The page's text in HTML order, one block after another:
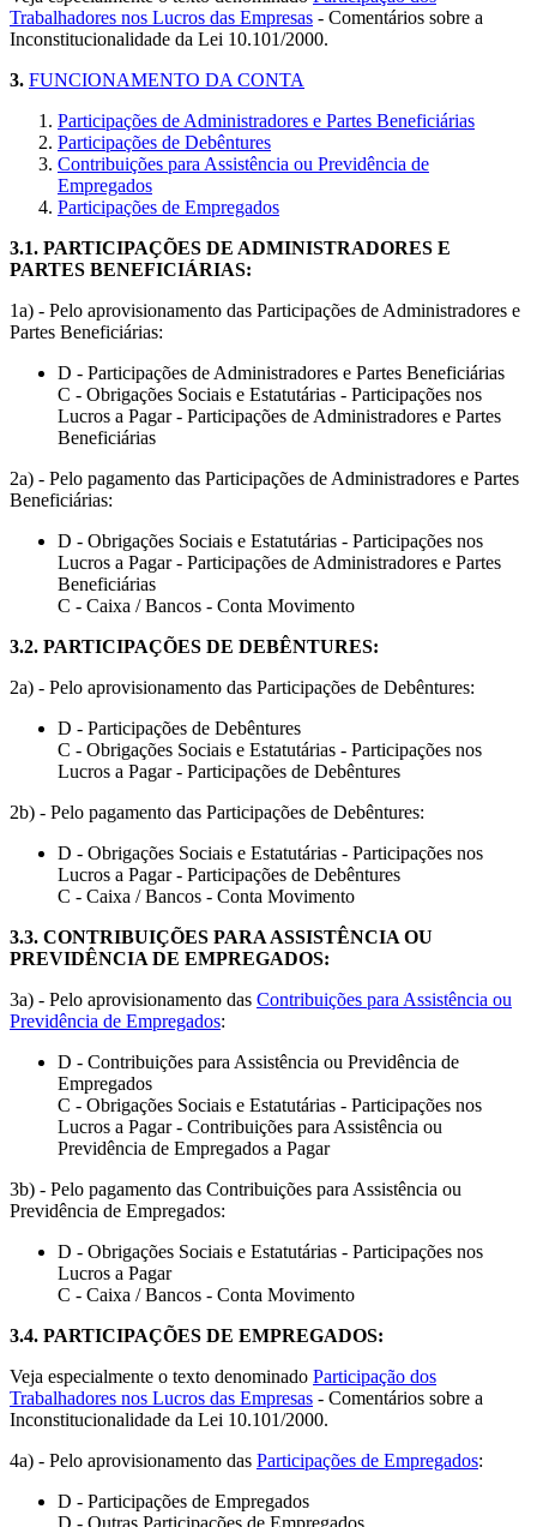
Trabalhadores nos Lucros das Empresas - Comentários sobre a
Inconstitucionalidade da Lei 10.101/2000.
3. FUNCIONAMENTO DA CONTA
Participações de Administradores e Partes Beneficiárias
Participações de Debêntures
Contribuições para Assistência ou Previdência de
Empregados
Participações de Empregados
3.1. PARTICIPAÇÕES DE ADMINISTRADORES E
PARTES BENEFICIÁRIAS:
1a) - Pelo aprovisionamento das Participações de Administradores e
Partes Beneficiárias:
D - Participações de Administradores e Partes Beneficiárias
C - Obrigações Sociais e Estatutárias - Participações nos
Lucros a Pagar - Participações de Administradores e Partes
Beneficiárias
2a) - Pelo pagamento das Participações de Administradores e Partes
Beneficiárias:
D - Obrigações Sociais e Estatutárias - Participações nos
Lucros a Pagar - Participações de Administradores e Partes
Beneficiárias
C - Caixa / Bancos - Conta Movimento
3.2. PARTICIPAÇÕES DE DEBÊNTURES:
2a) - Pelo aprovisionamento das Participações de Debêntures:
D - Participações de Debêntures
C - Obrigações Sociais e Estatutárias - Participações nos
Lucros a Pagar - Participações de Debêntures
2b) - Pelo pagamento das Participações de Debêntures:
D - Obrigações Sociais e Estatutárias - Participações nos
Lucros a Pagar - Participações de Debêntures
C - Caixa / Bancos - Conta Movimento
3.3. CONTRIBUIÇÕES PARA ASSISTÊNCIA OU
PREVIDÊNCIA DE EMPREGADOS:
3a) - Pelo aprovisionamento das Contribuições para Assistência ou
Previdência de Empregados:
D - Contribuições para Assistência ou Previdência de
Empregados
C - Obrigações Sociais e Estatutárias - Participações nos
Lucros a Pagar - Contribuições para Assistência ou
Previdência de Empregados a Pagar
3b) - Pelo pagamento das Contribuições para Assistência ou
Previdência de Empregados:
D - Obrigações Sociais e Estatutárias - Participações nos
Lucros a Pagar
C - Caixa / Bancos - Conta Movimento
3.4. PARTICIPAÇÕES DE EMPREGADOS:
Veja especialmente o texto denominado Participação dos
Trabalhadores nos Lucros das Empresas - Comentários sobre a
Inconstitucionalidade da Lei 10.101/2000.
4a) - Pelo aprovisionamento das Participações de Empregados:
D - Participações de Empregados
D - Outras Participações de Empregados